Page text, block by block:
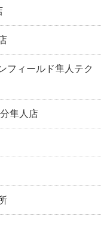
フィールド隼人テク
隼人店